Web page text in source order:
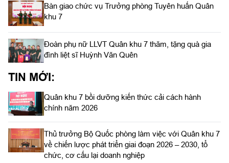
Bàn giao chức vụ Trưởng phòng Tuyên huấn Quân
khu 7
Đoàn phụ nữ LLVT Quân khu 7 thăm, tặng quà gia
đình liệt sĩ Huỳnh Văn Quên
TIN MỚI:
Quân khu 7 bồi dưỡng kiến thức cải cách hành
chính năm 2026
Thủ trưởng Bộ Quốc phòng làm việc với Quân khu 7
về chiến lược phát triển giai đoạn 2026 – 2030, tổ
chức, cơ cấu lại doanh nghiệp